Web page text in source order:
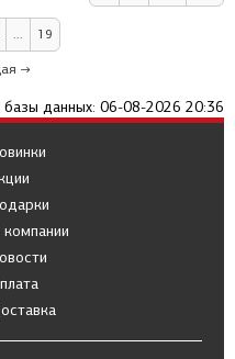
... 19
→
данных: 06-08-2026 20:36